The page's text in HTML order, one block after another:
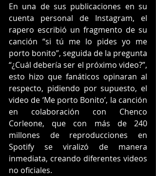
En una de sus publicaciones en su
cuenta personal de Instagram, el
rapero escribió un fragmento de su
canción “si tú me lo pides yo me
porto bonito”, seguida de la pregunta
“¿Cuál debería ser el próximo video?”,
esto hizo que fanáticos opinaran al
respecto, pidiendo por supuesto, el
video de ‘Me porto Bonito’, la canción
en colaboración con Chenco
Corleone, que con más de 240
millones de reproducciones en
Spotify se viralizó de manera
inmediata, creando diferentes videos
no oficiales.